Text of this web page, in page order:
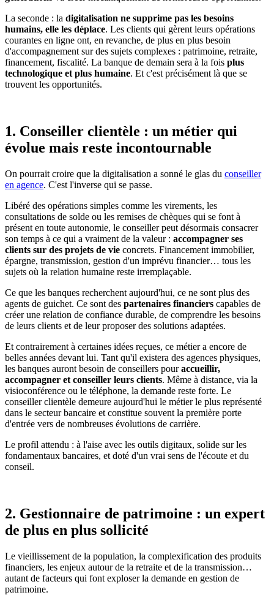
La seconde : la digitalisation ne supprime pas les besoins
humains, elle les déplace. Les clients qui gèrent leurs opérations
courantes en ligne ont, en revanche, de plus en plus besoin
d'accompagnement sur des sujets complexes : patrimoine, retraite,
financement, fiscalité. La banque de demain sera à la fois plus
technologique et plus humaine. Et c'est précisément là que se
trouvent les opportunités.
1. Conseiller clientèle : un métier qui
évolue mais reste incontournable
On pourrait croire que la digitalisation a sonné le glas du conseiller
en agence. C'est l'inverse qui se passe.
Libéré des opérations simples comme les virements, les
consultations de solde ou les remises de chèques qui se font à
présent en toute autonomie, le conseiller peut désormais consacrer
son temps à ce qui a vraiment de la valeur : accompagner ses
clients sur des projets de vie concrets. Financement immobilier,
épargne, transmission, gestion d'un imprévu financier… tous les
sujets où la relation humaine reste irremplaçable.
Ce que les banques recherchent aujourd'hui, ce ne sont plus des
agents de guichet. Ce sont des partenaires financiers capables de
créer une relation de confiance durable, de comprendre les besoins
de leurs clients et de leur proposer des solutions adaptées.
Et contrairement à certaines idées reçues, ce métier a encore de
belles années devant lui. Tant qu'il existera des agences physiques,
les banques auront besoin de conseillers pouraccueillir,
accompagner et conseiller leurs clients. Même à distance, via la
visioconférence ou le téléphone, la demande reste forte. Le
conseiller clientèle demeure aujourd'hui le métier le plus représenté
dans le secteur bancaire et constitue souvent la première porte
d'entrée vers de nombreuses évolutions de carrière.
Le profil attendu : à l'aise avec les outils digitaux, solide sur les
fondamentaux bancaires, et doté d'un vrai sens de l'écoute et du
conseil.
2. Gestionnaire de patrimoine : un expert
de plus en plus sollicité
Le vieillissement de la population, la complexification des produits
financiers, les enjeux autour de la retraite et de la transmission…
autant de facteurs qui font exploser la demande en gestion de
patrimoine.